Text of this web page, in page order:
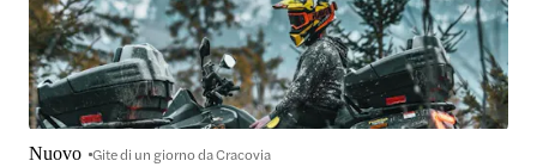
Nuovo Gite di un giorno da Cracovia